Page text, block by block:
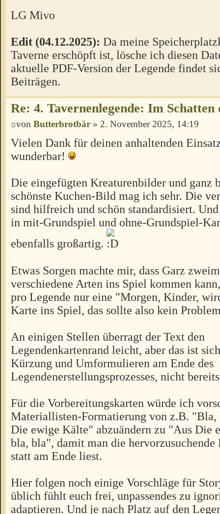
LG Mivo
Edit (04.12.2025): Da meine
Taverne erschöpft ist, lösche ich diesen
aktuelle PDF-Version der Legende findet
Beiträgen.
Re: 4. Tavernenlegende: Im Schatten
von Butterbrotbär » 2. November 2025, 14:19
Vielen Dank für deinen anhaltenden
wunderbar!
Die eingefügten Kreaturenbilder und ganz
schönste Kuchen-Bild mag ich sehr. Die
sind hilfreich und schön standardisiert.
in mit-Grundspiel und ohne-Grundspiel-
ebenfalls großartig.
Etwas Sorgen machte mir, dass Garz
verschiedene Arten ins Spiel kommen
pro Legende nur eine "Morgen, Kinder,
Karte ins Spiel, das sollte also kein
An einigen Stellen überragt der Text den
Legendenkartenrand leicht, aber das ist
Kürzung und Umformulieren am Ende des
Legendenerstellungsprozesses, nicht
Für die Vorbereitungskarten würde ich
Materiallisten-Formatierung von z.B. "Bla,
Die ewige Kälte" abzuändern zu "Aus Die
bla, bla", damit man die
statt am Ende liest.
Hier folgen noch einige Vorschläge für
üblich fühlt euch frei, unpassendes zu
adaptieren. Und je nach Platz auf den